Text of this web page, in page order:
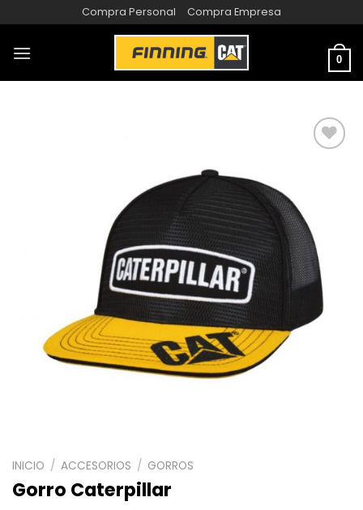
Compra Personal Compra Empresa
0
LISTA
DE
DESEOS
INICIO / ACCESORIOS / GORROS
Gorro Caterpillar